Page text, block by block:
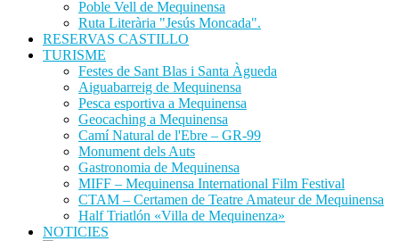
Poble Vell de Mequinensa
Ruta Literària "Jesús Moncada".
RESERVAS CASTILLO
TURISME
Festes de Sant Blas i Santa Àgueda
Aiguabarreig de Mequinensa
Pesca esportiva a Mequinensa
Geocaching a Mequinensa
Camí Natural de l'Ebre – GR-99
Monument dels Auts
Gastronomia de Mequinensa
MIFF – Mequinensa International Film Festival
CTAM – Certamen de Teatre Amateur de Mequinensa
Half Triatlón «Villa de Mequinenza»
NOTICIES